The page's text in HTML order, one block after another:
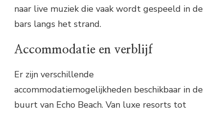
naar live muziek die vaak wordt gespeeld in de
bars langs het strand.
Accommodatie en verblijf
Er zijn verschillende
accommodatiemogelijkheden beschikbaar in de
buurt van Echo Beach. Van luxe resorts tot